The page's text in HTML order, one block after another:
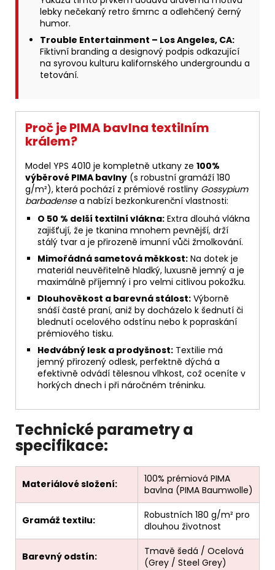
lebky nečekaný retro šmrnc a odlehčený černý
humor.
Trouble Entertainment – Los Angeles, CA:
Fiktivní branding a designový podpis odkazující
na syrovou kulturu kalifornského undergroundu a
tetování.
Proč je PIMA bavlna textilním
králem?
Model YPS 4010 je kompletně utkany ze 100%
výběrové PIMA bavlny (s robustní gramáží 180
g/m²), která pochází z prémiové rostliny Gossypium
barbadensea nabízí bezkonkurenční vlastnosti:
O 50 % delší textilní vlákna: Extra dlouhá vlákna
zajišťují, že je tkanina mnohem pevnější, drží
stálý tvar a je přirozeně imunní vůči žmolkování.
Mimořádná sametová měkkost: Na dotek je
materiál neuvěřitelně hladký, luxusně jemný a je
maximálně příjemný i pro velmi citlivou pokožku.
Dlouhověkost a barevná stálost: Výborně
snáší časté praní, aniž by docházelo k šednutí či
blednutí ocelového odstínu nebo k popraskání
prémiového tisku.
Hedvábný lesk a prodyšnost: Textilie má
jemný přirozený odlesk, perfektně dýchá a
efektivně odvádí tělesnou vlhkost, což oceníte v
horkých dnech i při náročném tréninku.
Technické parametry a
specifikace:
Materiálové složení:
100% prémiová PIMA
bavlna (PIMA Baumwolle)
Gramáž textilu:
Robustních 180 g/m² pro
dlouhou životnost
Barevný odstín:
Tmavě šedá / Ocelová
(Grey / Steel Grey)